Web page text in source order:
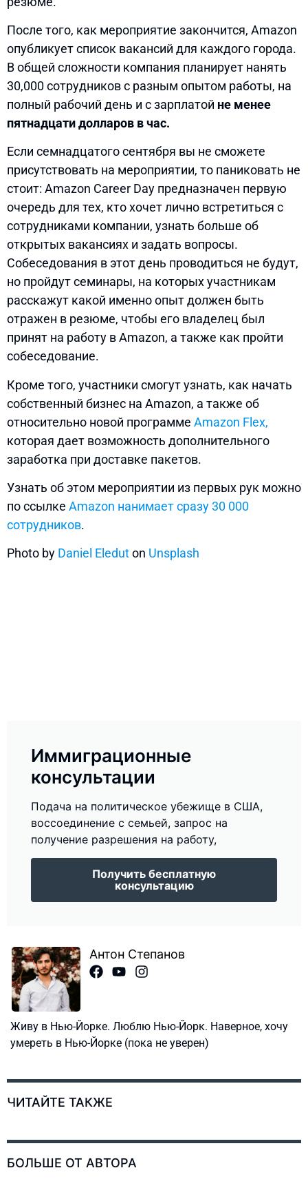
После того, как мероприятие закончится, Amazon
опубликует список вакансий для каждого города.
В общей сложности компания планирует нанять
30,000 сотрудников с разным опытом работы, на
полный рабочий день и с зарплатой не менее
пятнадцати долларов в час.
Если семнадцатого сентября вы не сможете
присутствовать на мероприятии, то паниковать не
стоит: Amazon Career Day предназначен первую
очередь для тех, кто хочет лично встретиться с
сотрудниками компании, узнать больше об
открытых вакансиях и задать вопросы.
Собеседования в этот день проводиться не будут,
но пройдут семинары, на которых участникам
расскажут какой именно опыт должен быть
отражен в резюме, чтобы его владелец был
принят на работу в Amazon, а также как пройти
собеседование.
Кроме того, участники смогут узнать, как начать
собственный бизнес на Amazon, а также об
относительно новой программе Amazon Flex,
которая дает возможность дополнительного
заработка при доставке пакетов.
Узнать об этом мероприятии из первых рук можно
по ссылке Amazon нанимает сразу 30 000
сотрудников.
Photo by Daniel Eleduton Unsplash
Иммиграционные
консультации
Подача на политическое убежище в США,
воссоединение с семьей, запрос на
получение разрешения на работу,
Получить бесплатную
консультацию
Антон Степанов
Живу в Нью-Йорке. Люблю Нью-Йорк. Наверное, хочу
умереть в Нью-Йорке (пока не уверен)
ЧИТАЙТЕ ТАКЖЕ
БОЛЬШЕ ОТ АВТОРА